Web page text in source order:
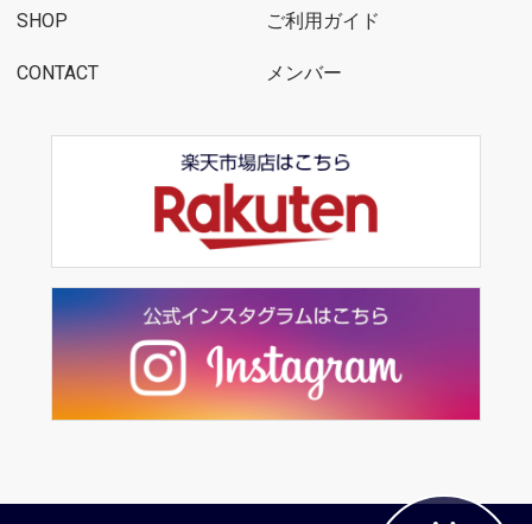
SHOP
CONTACT
ご利用ガイド
メンバー